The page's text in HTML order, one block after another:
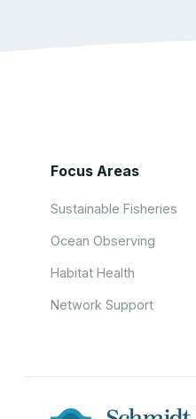
Focus Areas
Sustainable Fisheries
Ocean Observing
Habitat Health
Network Support